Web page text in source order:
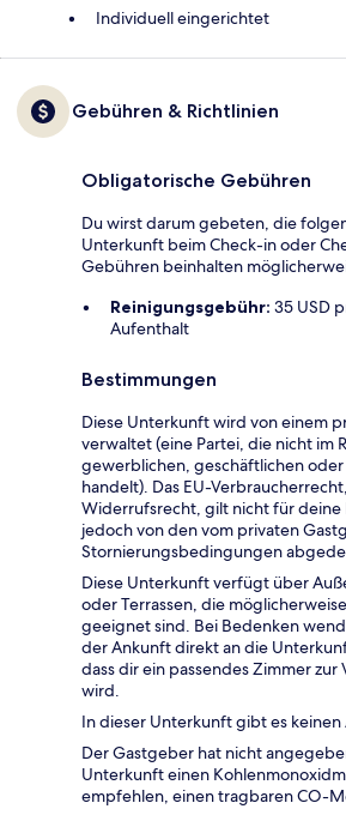
Individuell eingerichtet
Gebühren & Richtlinien
Obligatorische Gebühren
Du wirst darum gebeten, die
Unterkunft beim Check-in oder
Gebühren beinhalten
Reinigungsgebühr: 35 USD
Aufenthalt
Bestimmungen
Diese Unterkunft wird von einem
verwaltet (eine Partei, die nicht im
gewerblichen, geschäftlichen
handelt). Das EU-
Widerrufsrecht, gilt nicht für deine
jedoch von den vom privaten
Stornierungsbedingungen
Diese Unterkunft verfügt über
oder Terrassen, die
geeignet sind. Bei Bedenken
der Ankunft direkt an die
dass dir ein passendes Zimmer
wird.
In dieser Unterkunft gibt es keinen
Der Gastgeber hat nicht
Unterkunft einen
empfehlen, einen tragbaren CO-